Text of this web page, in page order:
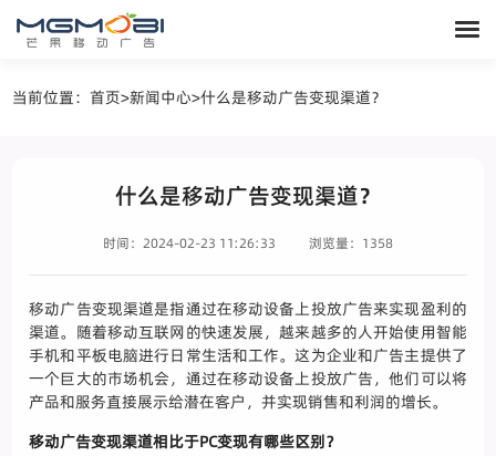
当前位置：首页>新闻中心>什么是移动广告变现渠道？
什么是移动广告变现渠道？
时间：2024-02-23 11:26:33 浏览量：1358
移动广告变现渠道是指通过在移动设备上投放广告来实现盈利的
渠道。随着移动互联网的快速发展，越来越多的人开始使用智能
手机和平板电脑进行日常生活和工作。这为企业和广告主提供了
一个巨大的市场机会，通过在移动设备上投放广告，他们可以将
产品和服务直接展示给潜在客户，并实现销售和利润的增长。
移动广告变现渠道相比于PC变现有哪些区别？